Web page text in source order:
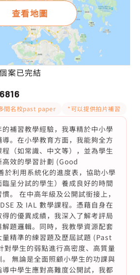
查看地圖
案已完結
間名校past paper *可以提供拍片補習
補習教學經驗，我專精於中小學
。在小學教育方面，我能夠全方
（如常識、中文等），並為學生
高效的學習計劃 (Good
利用系統化的進度表，協助小學
呈分試的學生）養成良好的時間
。 在中高年級及公開試銜接上，
及 IAL 數學課程。憑藉自身在
的優異成績，我深入了解考評局
解題邏輯。同時，我教學資源配套
量精準的練習題及歷屆試題 (Past
對學生的弱點進行高密度、高質量
。 無論是全面照顧小學生的功課與
中學生應對高難度公開試，我都